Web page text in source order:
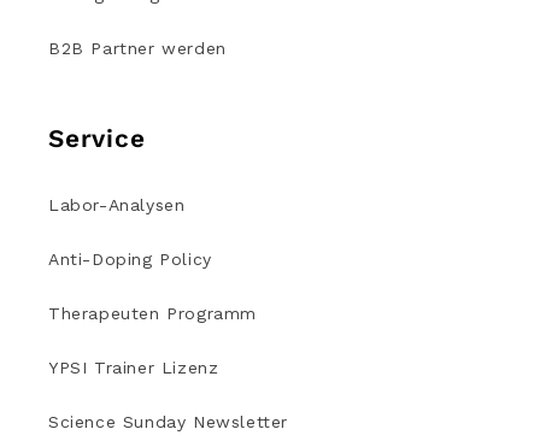
B2B Partner werden
Service
Labor-Analysen
Anti-Doping Policy
Therapeuten Programm
YPSI Trainer Lizenz
Science Sunday Newsletter